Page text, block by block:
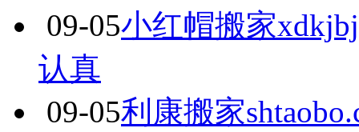
09-05小红帽搬家
认真
09-05利康搬家